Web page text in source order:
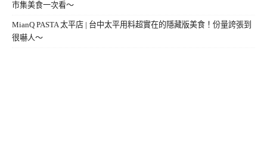
市集美食一次看～
MianQ PASTA 太平店 | 台中太平用料超實在的隱藏版美食！份量誇張到
很嚇人～